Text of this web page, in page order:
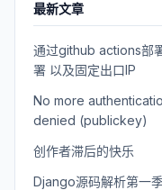
最新文章
通过github actions部
署 以及固定出口IP
No more
denied (publickey)
创作者滞后的快乐
Django源码解析第一